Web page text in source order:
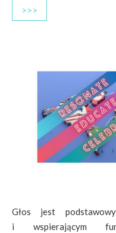
>>>
Głos jest
i wspierającym